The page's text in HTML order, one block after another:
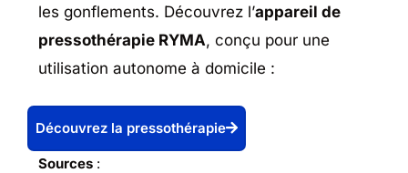
les gonflements. Découvrez l’appareil de
pressothérapie RYMA, conçu pour une
utilisation autonome à domicile :
Découvrez la pressothérapie
Sources :